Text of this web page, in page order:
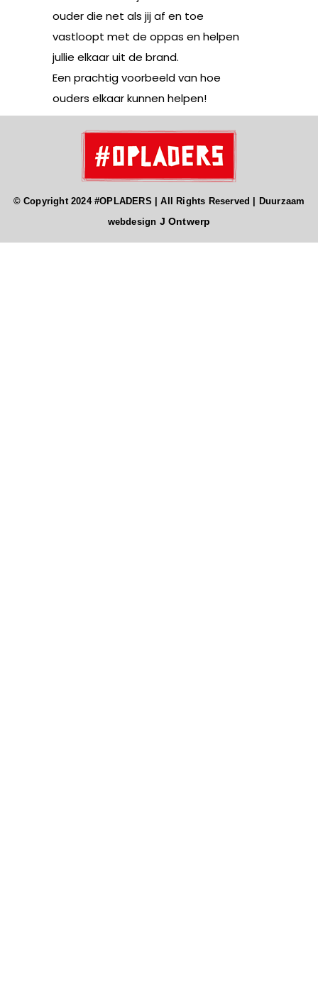
ouder die net als jij af en toe
vastloopt met de oppas en helpen
jullie elkaar uit de brand.
Een prachtig voorbeeld van hoe
ouders elkaar kunnen helpen!
© Copyright 2024 #OPLADERS | All Rights Reserved | Duurzaam
webdesign J Ontwerp